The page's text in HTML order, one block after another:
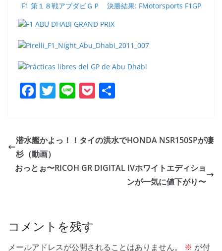
F1 第１８戦アブダビＧＰ 決勝結果: FMotorsports F1GP
F
e
b
o
T
er
Li P
et
潜水艦かよっ！！タイの洪水でHONDA NSR150SPが凄
杉（動画）
おっとぉ〜RICOH GR DIGITAL IVホワイトエディショ
ンが一気に値下がり〜
コメントを残す
メールアドレスが公開されることはありません。 ※ が付